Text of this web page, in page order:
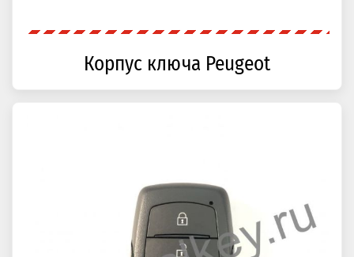
Корпус ключа Peugeot